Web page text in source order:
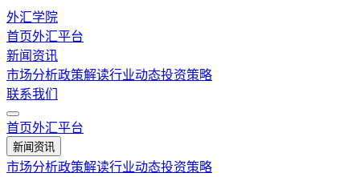
外汇学院
首页外汇平台
新闻资讯
市场分析政策解读行业动态投资策略
联系我们
首页外汇平台
新闻资讯
市场分析政策解读行业动态投资策略